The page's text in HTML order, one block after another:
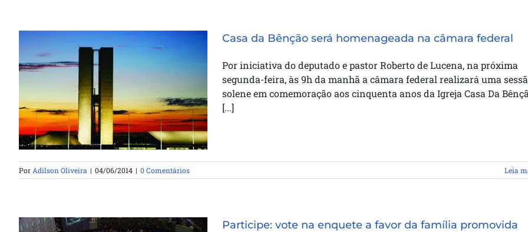
Casa da Bênção será
homenageada na câmara federal
Casa da Bênção será homenageada na câmara federal
Por iniciativa do deputado e pastor Roberto de Lucena, na próxima
segunda-feira, às 9h da manhã a câmara federal realizará uma
solene em comemoração aos cinquenta anos da Igreja Casa Da
[...]
Por Adilson Oliveira | 04/06/2014 | 0 Comentários Leia
Participe: vote na enquete a favor da família promovida